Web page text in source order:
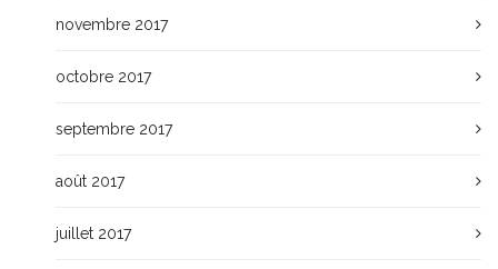
novembre 2017
octobre 2017
septembre 2017
août 2017
juillet 2017